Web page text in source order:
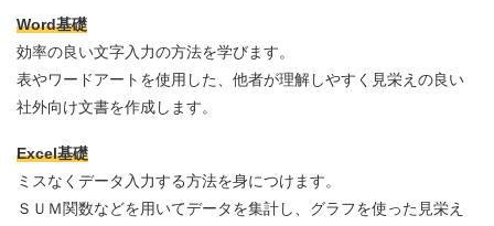
Word基礎
効率の良い文字入力の方法を学びます。
表やワードアートを使用した、他者が理解しやすく見栄えの良い
社外向け文書を作成します。
Excel基礎
ミスなくデータ入力する方法を身につけます。
ＳＵＭ関数などを用いてデータを集計し、グラフを使った見栄え